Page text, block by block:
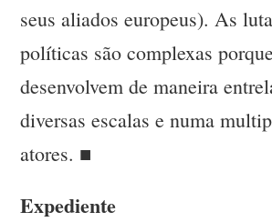
seus aliados europeus). As
políticas são complexas
desenvolvem de maneira
diversas escalas e numa
atores. ■
Expediente